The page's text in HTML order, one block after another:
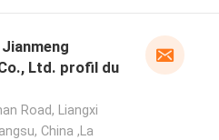
Ltd. profil du
Road, Liangxi
China ,La